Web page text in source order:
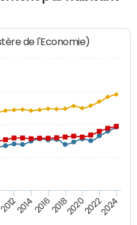
de l'Economie)
2012201420162018202020222024